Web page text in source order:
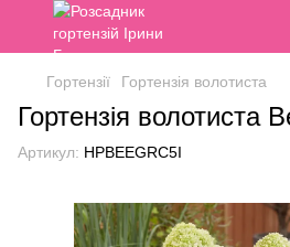
Гортензії Гортензія волотиста
Гортензія волотиста
Артикул: HPBEEGRC5I